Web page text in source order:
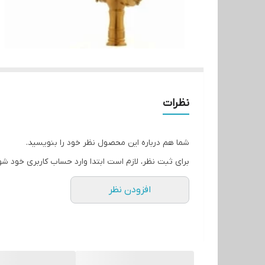
نظرات
شما هم درباره این محصول نظر خود را بنویسید.
برای ثبت نظر، لازم است ابتدا وارد حساب کاربری خود
افزودن نظر